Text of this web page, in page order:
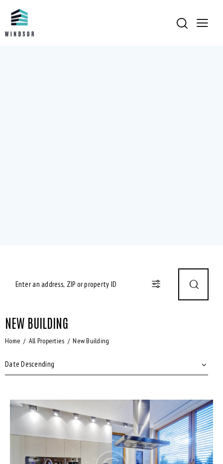
NEW BUILDING
Home All Properties New Building